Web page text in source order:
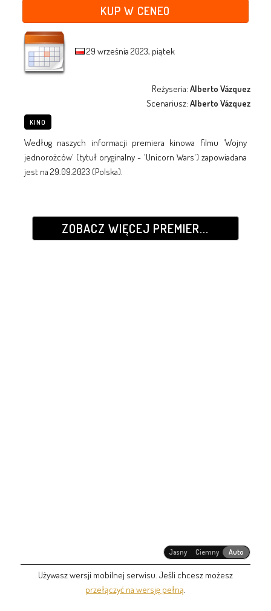
KUP W CENEO
29 września 2023, piątek
Reżyseria:Alberto Vázquez
Scenariusz:Alberto Vázquez
KINO
Według naszych informacji premiera kinowa filmu 'Wojny
jednorożców' (tytuł oryginalny - 'Unicorn Wars') zapowiadana
jest na 29.09.2023 (Polska).
ZOBACZ WIĘCEJ PREMIER...
Jasny Ciemny Auto
Używasz wersji mobilnej serwisu. Jeśli chcesz możesz
przełączyć na wersję pełną